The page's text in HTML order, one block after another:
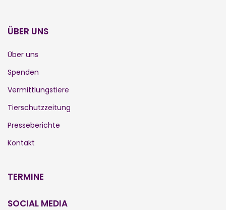
ÜBER UNS
Über uns
Spenden
Vermittlungstiere
Tierschutzzeitung
Presseberichte
Kontakt
TERMINE
SOCIAL MEDIA